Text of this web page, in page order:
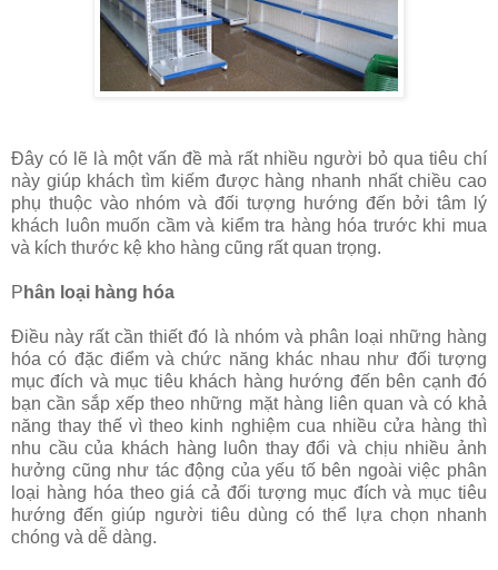
Đây có lẽ là một vấn đề mà rất nhiều người bỏ qua tiêu chí
này giúp khách tìm kiếm được hàng nhanh nhất chiều cao
phụ thuộc vào nhóm và đối tượng hướng đến bởi tâm lý
khách luôn muốn cầm và kiểm tra hàng hóa trước khi mua
và kích thước kệ kho hàng cũng rất quan trọng.
P hân loại hàng hóa
Điều này rất cần thiết đó là nhóm và phân loại những hàng
hóa có đặc điểm và chức năng khác nhau như đối tượng
mục đích và mục tiêu khách hàng hướng đến bên cạnh đó
bạn cần sắp xếp theo những mặt hàng liên quan và có khả
năng thay thế vì theo kinh nghiệm cua nhiều cửa hàng thì
nhu cầu của khách hàng luôn thay đổi và chịu nhiều ảnh
hưởng cũng như tác động của yếu tố bên ngoài việc phân
loại hàng hóa theo giá cả đối tượng mục đích và mục tiêu
hướng đến giúp người tiêu dùng có thể lựa chọn nhanh
chóng và dễ dàng.